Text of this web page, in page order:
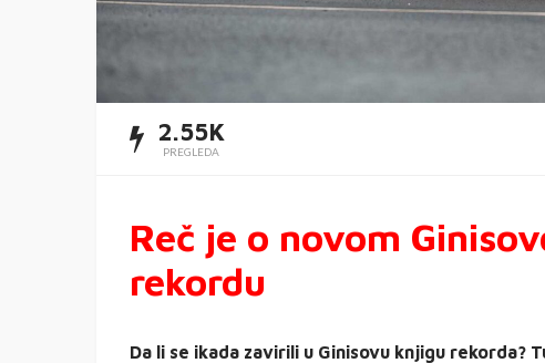
2.55K
PREGLEDA
Reč je o novom
rekordu
Da li se ikada zavirili u Ginisovu knjigu rekorda?